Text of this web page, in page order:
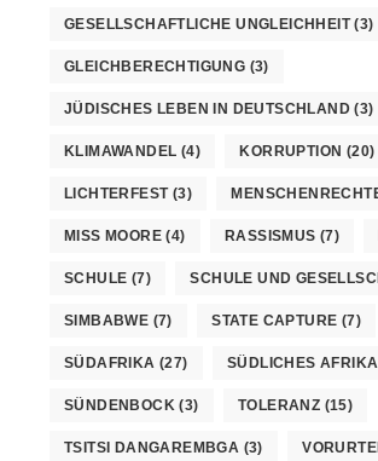
GESELLSCHAFTLICHE UNGLEICHHEIT(3)
GLEICHBERECHTIGUNG (3)
JÜDISCHES LEBEN IN DEUTSCHLAND (3)
KLIMAWANDEL (4) KORRUPTION (20)
LICHTERFEST(3)
MISS MOORE (4) RASSISMUS (7)
SCHULE (7) SCHULE UND
SIMBABWE (7) STATE CAPTURE (7)
SÜDAFRIKA (27) SÜDLICHES AFRIKA
SÜNDENBOCK (3) TOLERANZ (15)
TSITSI DANGAREMBGA (3)